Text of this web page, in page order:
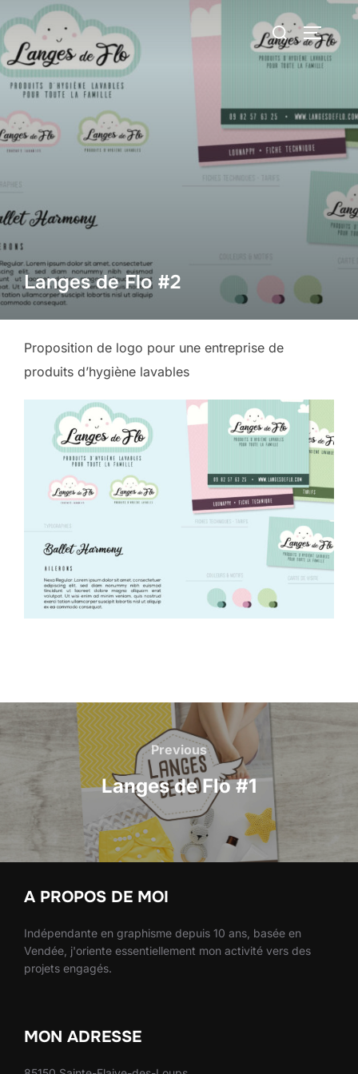
au
contenu
Rechercher :
Langes de Flo #2
Proposition de logo pour une entreprise de
produits d’hygiène lavables
Navigation
de
l’article
Previous
Previous
Langes de Flo #1
A PROPOS DE MOI
Indépendante en graphisme depuis 10 ans, basée en
Vendée, j'oriente essentiellement mon activité vers des
projets engagés.
MON ADRESSE